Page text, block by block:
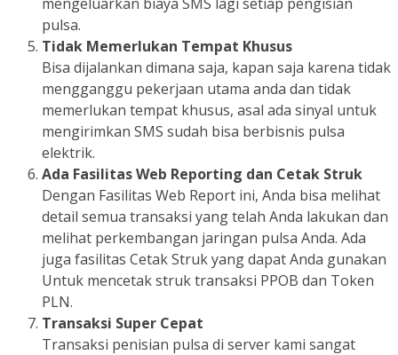
pulsa.
Tidak Memerlukan Tempat Khusus
Bisa dijalankan dimana saja, kapan saja karena tidak
mengganggu pekerjaan utama anda dan tidak
memerlukan tempat khusus, asal ada sinyal untuk
mengirimkan SMS sudah bisa berbisnis pulsa
elektrik.
Ada Fasilitas Web Reporting dan Cetak Struk
Dengan Fasilitas Web Report ini, Anda bisa melihat
detail semua transaksi yang telah Anda lakukan dan
melihat perkembangan jaringan pulsa Anda. Ada
juga fasilitas Cetak Struk yang dapat Anda gunakan
Untuk mencetak struk transaksi PPOB dan Token
PLN.
Transaksi Super Cepat
Transaksi penisian pulsa di server kami sangat